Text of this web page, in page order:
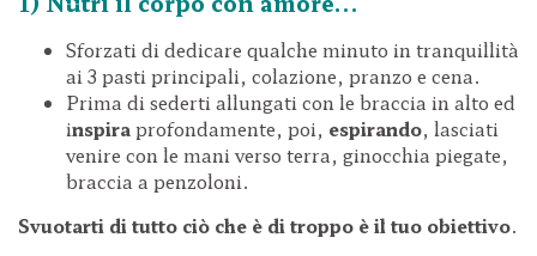
Sforzati di dedicare qualche minuto in tranquillità
ai 3 pasti principali, colazione, pranzo e cena.
Prima di sederti allungati con le braccia in alto ed
inspiraprofondamente, poi, espirando, lasciati
venire con le mani verso terra, ginocchia piegate,
braccia a penzoloni.
Svuotarti di tutto ciò che è di troppo è il tuo obiettivo.